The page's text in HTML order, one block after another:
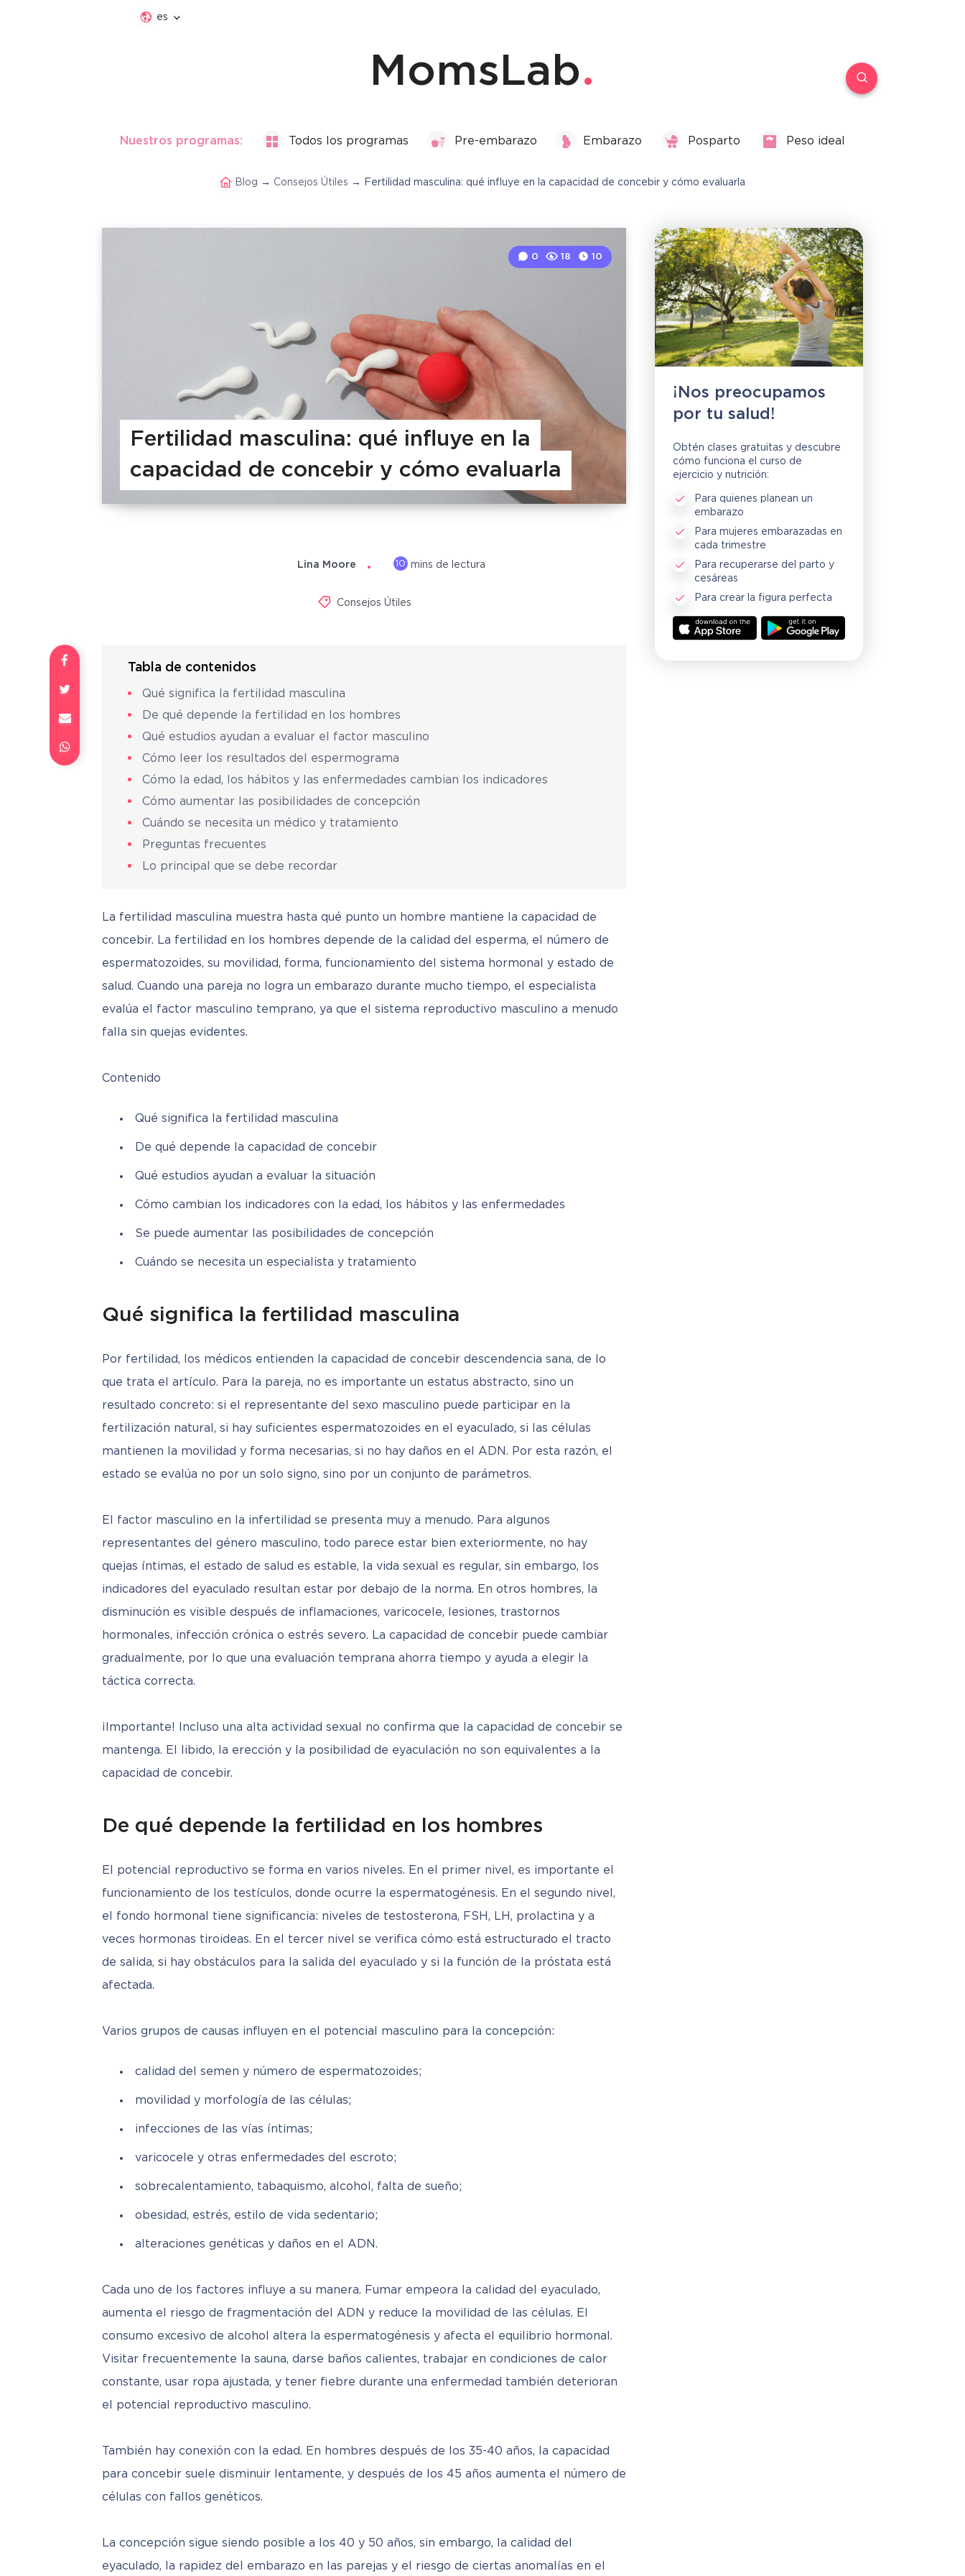
es
MomsLab
Nuestros programas: Todos los programas Pre-embarazo Embarazo Posparto Peso ideal
Blog → Consejos Útiles → Fertilidad masculina: qué influye en la capacidad de concebir y cómo evaluarla
Fertilidad masculina: qué influye en la
capacidad de concebir y cómo evaluarla
0 18 10
Lina Moore 10 mins de lectura
Consejos Útiles
Tabla de contenidos
Qué significa la fertilidad masculina
De qué depende la fertilidad en los hombres
Qué estudios ayudan a evaluar el factor masculino
Cómo leer los resultados del espermograma
Cómo la edad, los hábitos y las enfermedades cambian los indicadores
Cómo aumentar las posibilidades de concepción
Cuándo se necesita un médico y tratamiento
Preguntas frecuentes
Lo principal que se debe recordar
La fertilidad masculina muestra hasta qué punto un hombre mantiene la capacidad de
concebir. La fertilidad en los hombres depende de la calidad del esperma, el número de
espermatozoides, su movilidad, forma, funcionamiento del sistema hormonal y estado de
salud. Cuando una pareja no logra un embarazo durante mucho tiempo, el especialista
evalúa el factor masculino temprano, ya que el sistema reproductivo masculino a menudo
falla sin quejas evidentes.
Contenido
Qué significa la fertilidad masculina
De qué depende la capacidad de concebir
Qué estudios ayudan a evaluar la situación
Cómo cambian los indicadores con la edad, los hábitos y las enfermedades
Se puede aumentar las posibilidades de concepción
Cuándo se necesita un especialista y tratamiento
Qué significa la fertilidad masculina
Por fertilidad, los médicos entienden la capacidad de concebir descendencia sana, de lo
que trata el artículo. Para la pareja, no es importante un estatus abstracto, sino un
resultado concreto: si el representante del sexo masculino puede participar en la
fertilización natural, si hay suficientes espermatozoides en el eyaculado, si las células
mantienen la movilidad y forma necesarias, si no hay daños en el ADN. Por esta razón, el
estado se evalúa no por un solo signo, sino por un conjunto de parámetros.
El factor masculino en la infertilidad se presenta muy a menudo. Para algunos
representantes del género masculino, todo parece estar bien exteriormente, no hay
quejas íntimas, el estado de salud es estable, la vida sexual es regular, sin embargo, los
indicadores del eyaculado resultan estar por debajo de la norma. En otros hombres, la
disminución es visible después de inflamaciones, varicocele, lesiones, trastornos
hormonales, infección crónica o estrés severo. La capacidad de concebir puede cambiar
gradualmente, por lo que una evaluación temprana ahorra tiempo y ayuda a elegir la
táctica correcta.
¡Importante! Incluso una alta actividad sexual no confirma que la capacidad de concebir se
mantenga. El libido, la erección y la posibilidad de eyaculación no son equivalentes a la
capacidad de concebir.
De qué depende la fertilidad en los hombres
El potencial reproductivo se forma en varios niveles. En el primer nivel, es importante el
funcionamiento de los testículos, donde ocurre la espermatogénesis. En el segundo nivel,
el fondo hormonal tiene significancia: niveles de testosterona, FSH, LH, prolactina y a
veces hormonas tiroideas. En el tercer nivel se verifica cómo está estructurado el tracto
de salida, si hay obstáculos para la salida del eyaculado y si la función de la próstata está
afectada.
Varios grupos de causas influyen en el potencial masculino para la concepción:
calidad del semen y número de espermatozoides;
movilidad y morfología de las células;
infecciones de las vías íntimas;
varicocele y otras enfermedades del escroto;
sobrecalentamiento, tabaquismo, alcohol, falta de sueño;
obesidad, estrés, estilo de vida sedentario;
alteraciones genéticas y daños en el ADN.
Cada uno de los factores influye a su manera. Fumar empeora la calidad del eyaculado,
aumenta el riesgo de fragmentación del ADN y reduce la movilidad de las células. El
consumo excesivo de alcohol altera la espermatogénesis y afecta el equilibrio hormonal.
Visitar frecuentemente la sauna, darse baños calientes, trabajar en condiciones de calor
constante, usar ropa ajustada, y tener fiebre durante una enfermedad también deterioran
el potencial reproductivo masculino.
También hay conexión con la edad. En hombres después de los 35-40 años, la capacidad
para concebir suele disminuir lentamente, y después de los 45 años aumenta el número de
células con fallos genéticos.
La concepción sigue siendo posible a los 40 y 50 años, sin embargo, la calidad del
eyaculado, la rapidez del embarazo en las parejas y el riesgo de ciertas anomalías en el
¡Nos preocupamos
por tu salud!
Obtén clases gratuitas y descubre
cómo funciona el curso de
ejercicio y nutrición:
Para quienes planean un
embarazo
Para mujeres embarazadas en
cada trimestre
Para recuperarse del parto y
cesáreas
Para crear la figura perfecta